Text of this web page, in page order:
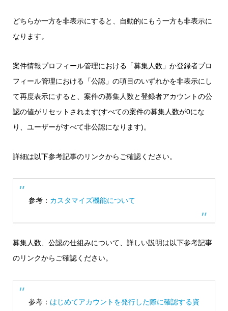
どちらか一方を非表示にすると、自動的にもう一方も非表示に
なります。
案件情報プロフィール管理における「募集人数」か登録者プロ
フィール管理における「公認」の項目のいずれかを非表示にし
て再度表示にすると、案件の募集人数と登録者アカウントの公
認の値がリセットされます(すべての案件の募集人数が0にな
り、ユーザーがすべて非公認になります)。
詳細は以下参考記事のリンクからご確認ください。
参考： カスタマイズ機能について
募集人数、公認の仕組みについて、詳しい説明は以下参考記事
のリンクからご確認ください。
参考： はじめてアカウントを発行した際に確認する資